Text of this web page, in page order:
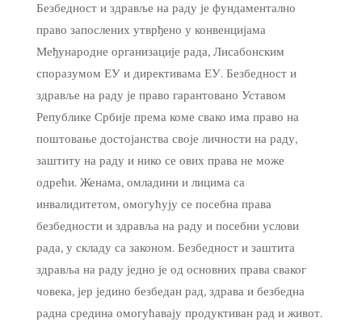
Безбедност и здравље на раду је фундаментално
право запослених утврђено у конвенцијама
Међународне организације рада, Лисабонским
споразумом ЕУ и директивама ЕУ. Безбедност и
здравље на раду је право гарантовано Уставом
Републике Србије према коме свако има право на
поштовање достојанства своје личности на раду,
заштиту на раду и нико се ових права не може
одрећи. Женама, омладини и лицима са
инвалидитетом, омогућују се посебна права
безбедности и здравља на раду и посебни услови
рада, у складу са законом. Безбедност и заштита
здравља на раду једно је од основних права сваког
човека, јер једино безбедан рад, здрава и безбедна
радна средина омогућавају продуктиван рад и живот.